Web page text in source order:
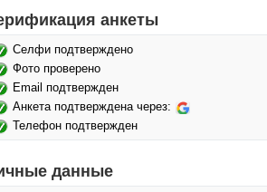
анкеты
Селфи подтверждено
Фото проверено
Email подтвержден
Анкета подтверждена через:
Телефон подтвержден
данные